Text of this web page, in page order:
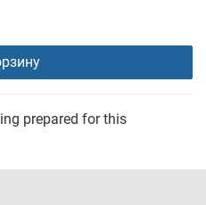
prepared for this